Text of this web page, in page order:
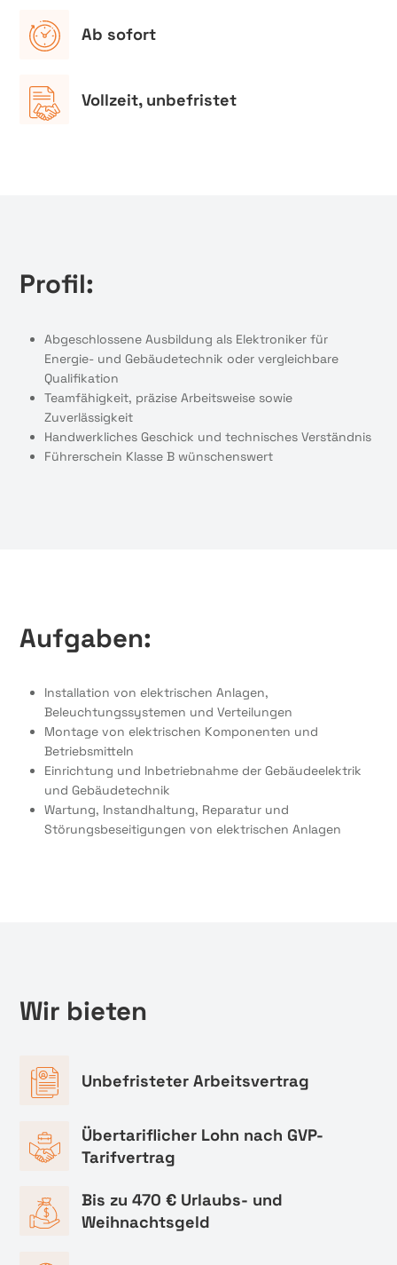
Ab sofort
Vollzeit, unbefristet
Profil:
Abgeschlossene Ausbildung als Elektroniker für
Energie- und Gebäudetechnik oder vergleichbare
Qualifikation
Teamfähigkeit, präzise Arbeitsweise sowie
Zuverlässigkeit
Handwerkliches Geschick und technisches Verständnis
Führerschein Klasse B wünschenswert
Aufgaben:
Installation von elektrischen Anlagen,
Beleuchtungssystemen und Verteilungen
Montage von elektrischen Komponenten und
Betriebsmitteln
Einrichtung und Inbetriebnahme der Gebäudeelektrik
und Gebäudetechnik
Wartung, Instandhaltung, Reparatur und
Störungsbeseitigungen von elektrischen Anlagen
Wir bieten
Unbefristeter Arbeitsvertrag
Übertariflicher Lohn nach GVP-
Tarifvertrag
Bis zu 470 € Urlaubs- und
Weihnachtsgeld